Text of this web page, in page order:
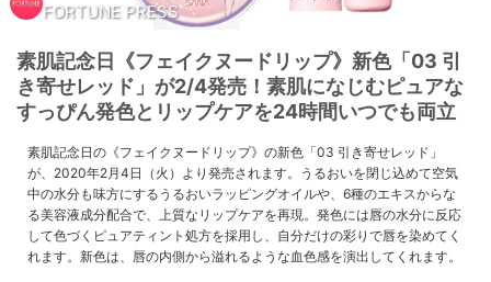
FORTUNE PRESS
素肌記念日《フェイクヌードリップ》新色「03 引
き寄せレッド」が2/4発売！素肌になじむピュアな
すっぴん発色とリップケアを24時間いつでも両立
素肌記念日の《フェイクヌードリップ》の新色「03 引き寄せレッド」
が、2020年2月4日（火）より発売されます。うるおいを閉じ込めて空気
中の水分も味方にするうるおいラッピングオイルや、6種のエキスからな
る美容液成分配合で、上質なリップケアを再現。発色には唇の水分に反応
して色づくピュアティント処方を採用し、自分だけの彩りで唇を染めてく
れます。新色は、唇の内側から溢れるような血色感を演出してくれます。